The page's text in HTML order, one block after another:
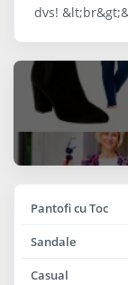
dvs!
Pantofi cu Toc
Sandale
Casual